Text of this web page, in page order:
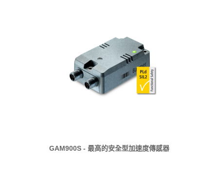
GAM900S - 最高的安全型加速度傳感器